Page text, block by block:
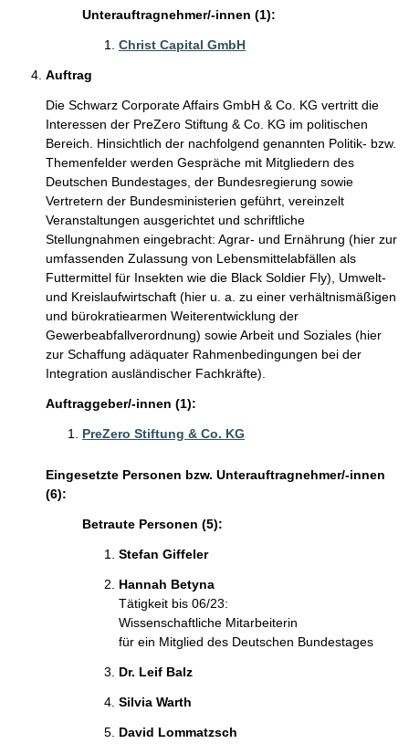
Unterauftragnehmer/-innen (1):
Christ Capital GmbH
Auftrag
Die Schwarz Corporate Affairs GmbH & Co. KG vertritt die
Interessen der PreZero Stiftung & Co. KG im politischen
Bereich. Hinsichtlich der nachfolgend genannten Politik- bzw.
Themenfelder werden Gespräche mit Mitgliedern des
Deutschen Bundestages, der Bundesregierung sowie
Vertretern der Bundesministerien geführt, vereinzelt
Veranstaltungen ausgerichtet und schriftliche
Stellungnahmen eingebracht: Agrar- und Ernährung (hier zur
umfassenden Zulassung von Lebensmittelabfällen als
Futtermittel für Insekten wie die Black Soldier Fly), Umwelt-
und Kreislaufwirtschaft (hier u. a. zu einer verhältnismäßigen
und bürokratiearmen Weiterentwicklung der
Gewerbeabfallverordnung) sowie Arbeit und Soziales (hier
zur Schaffung adäquater Rahmenbedingungen bei der
Integration ausländischer Fachkräfte).
Auftraggeber/-innen (1):
PreZero Stiftung & Co. KG
Eingesetzte Personen bzw. Unterauftragnehmer/-innen
(6):
Betraute Personen (5):
Stefan Giffeler
Hannah Betyna
Tätigkeit bis 06/23:
Wissenschaftliche Mitarbeiterin
für ein Mitglied des Deutschen Bundestages
Dr. Leif Balz
Silvia Warth
David Lommatzsch